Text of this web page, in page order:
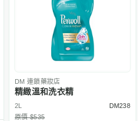
DM 連鎖藥妝店
精緻溫和洗衣精
2L
DM238
原價 $535